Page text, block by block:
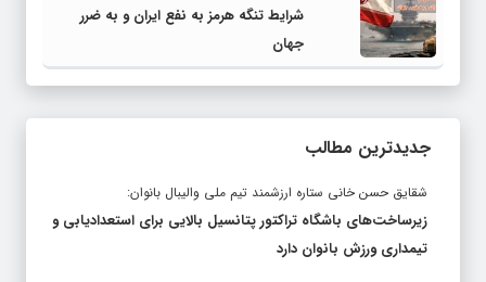
شرایط تنگه هرمز به نفع ایران و به ضرر
جهان
جدیدترین مطالب
شقایق حسن خانی ستاره ارزشمند تیم ملی والیبال بانوان:
زیرساخت‌های باشگاه تراکتور پتانسیل بالایی برای استعدادیابی و
تیمداری ورزش بانوان دارد